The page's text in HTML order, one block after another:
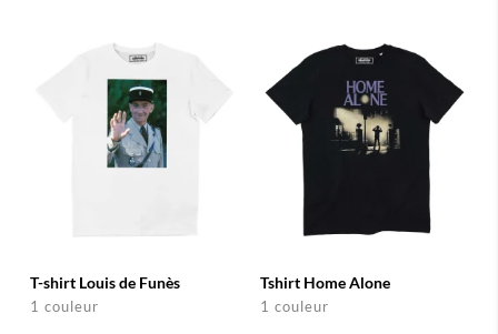
T-shirt Louis de Funès
1 couleur
Tshirt Home Alone
1 couleur